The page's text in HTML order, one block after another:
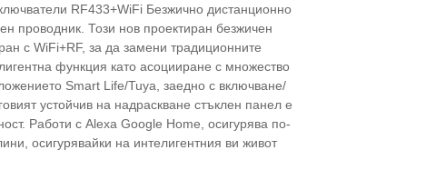
RF433+WiFi Безжично дистанционно
проводник. Този нов проектиран безжичен
с WiFi+RF, за да замени традиционните
функция като асоцииране с множество
Smart Life/Tuya, заедно с включване/
устойчив на надраскване стъклен панел е
Работи с Alexa Google Home, осигурява по-
осигурявайки на интелигентния ви живот